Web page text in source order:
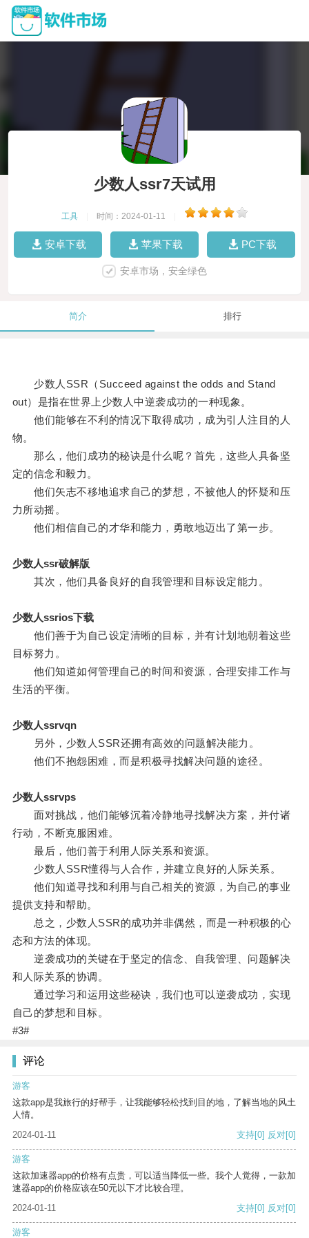
少数人ssr7天试用
工具 时间：2024-01-11
安卓下载 苹果下载 PC下载
安卓市场，安全绿色
简介 排行
少数人SSR（Succeed against the odds and Stand
out）是指在世界上少数人中逆袭成功的一种现象。
他们能够在不利的情况下取得成功，成为引人注目的人
物。
那么，他们成功的秘诀是什么呢？首先，这些人具备坚
定的信念和毅力。
他们矢志不移地追求自己的梦想，不被他人的怀疑和压
力所动摇。
他们相信自己的才华和能力，勇敢地迈出了第一步。
少数人ssr破解版
其次，他们具备良好的自我管理和目标设定能力。
少数人ssrios下载
他们善于为自己设定清晰的目标，并有计划地朝着这些
目标努力。
他们知道如何管理自己的时间和资源，合理安排工作与
生活的平衡。
少数人ssrvqn
另外，少数人SSR还拥有高效的问题解决能力。
他们不抱怨困难，而是积极寻找解决问题的途径。
少数人ssrvps
面对挑战，他们能够沉着冷静地寻找解决方案，并付诸
行动，不断克服困难。
最后，他们善于利用人际关系和资源。
少数人SSR懂得与人合作，并建立良好的人际关系。
他们知道寻找和利用与自己相关的资源，为自己的事业
提供支持和帮助。
总之，少数人SSR的成功并非偶然，而是一种积极的心
态和方法的体现。
逆袭成功的关键在于坚定的信念、自我管理、问题解决
和人际关系的协调。
通过学习和运用这些秘诀，我们也可以逆袭成功，实现
自己的梦想和目标。
#3#
评论
游客
这款app是我旅行的好帮手，让我能够轻松找到目的地，了解当地的风土
人情。
2024-01-11
支持[0] 反对[0]
游客
这款加速器app的价格有点贵，可以适当降低一些。我个人觉得，一款加
速器app的价格应该在50元以下才比较合理。
2024-01-11
支持[0] 反对[0]
游客